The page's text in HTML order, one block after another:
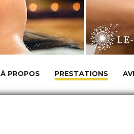
À PROPOS PRESTATIONS